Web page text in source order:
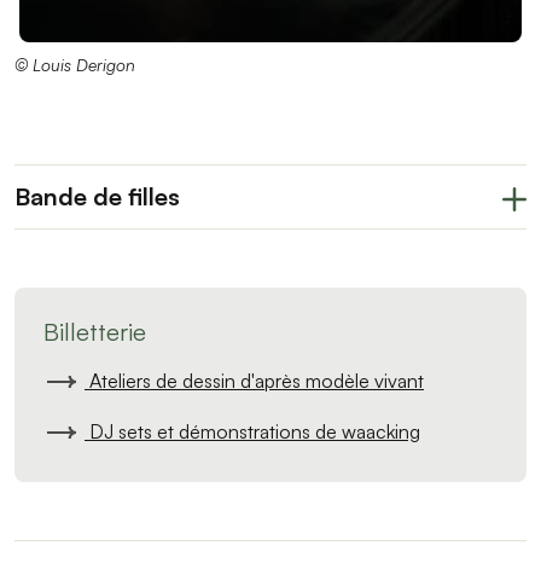
© Louis Derigon
Bande de filles
Billetterie
Ateliers de dessin d'après modèle vivant
DJ sets et démonstrations de waacking